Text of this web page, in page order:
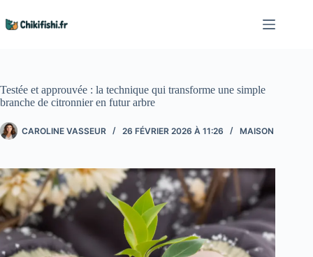
au
contenu
Testée et approuvée : la technique qui transforme une simple
branche de citronnier en futur arbre
CAROLINE VASSEUR 26 FÉVRIER 2026 À 11:26 MAISON